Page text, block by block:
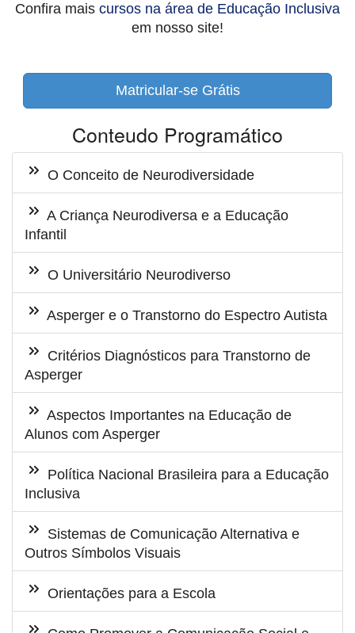
Confira mais cursos na área de Educação Inclusiva
em nosso site!
Matricular-se Grátis
Conteudo Programático
O Conceito de Neurodiversidade
A Criança Neurodiversa e a Educação
Infantil
O Universitário Neurodiverso
Asperger e o Transtorno do Espectro Autista
Critérios Diagnósticos para Transtorno de
Asperger
Aspectos Importantes na Educação de
Alunos com Asperger
Política Nacional Brasileira para a Educação
Inclusiva
Sistemas de Comunicação Alternativa e
Outros Símbolos Visuais
Orientações para a Escola